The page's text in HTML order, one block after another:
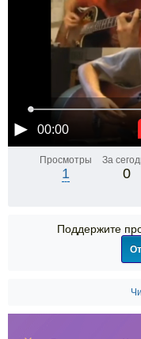
00:00
Просмотры
1
За
0
Поддержите